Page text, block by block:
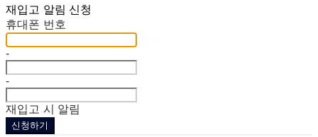
재입고 알림 신청
휴대폰 번호
-
-
재입고 시 알림
신청하기